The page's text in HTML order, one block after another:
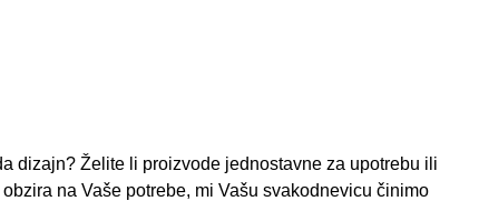
dizajn? Želite li proizvode jednostavne za upotrebu ili
na Vaše potrebe, mi Vašu svakodnevicu činimo